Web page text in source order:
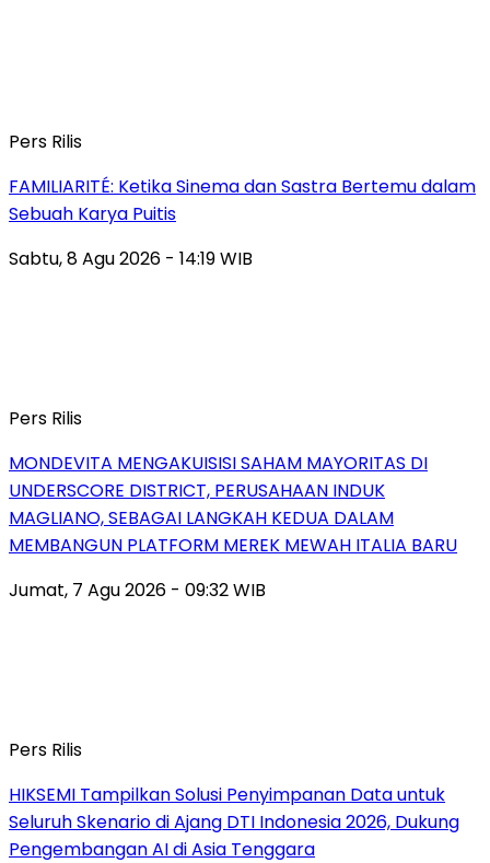
Pers Rilis
FAMILIARITÉ: Ketika Sinema dan Sastra Bertemu dalam
Sebuah Karya Puitis
Sabtu, 8 Agu 2026 - 14:19 WIB
Pers Rilis
MONDEVITA MENGAKUISISI SAHAM MAYORITAS DI
UNDERSCORE DISTRICT, PERUSAHAAN INDUK
MAGLIANO, SEBAGAI LANGKAH KEDUA DALAM
MEMBANGUN PLATFORM MEREK MEWAH ITALIA BARU
Jumat, 7 Agu 2026 - 09:32 WIB
Pers Rilis
HIKSEMI Tampilkan Solusi Penyimpanan Data untuk
Seluruh Skenario di Ajang DTI Indonesia 2026, Dukung
Pengembangan AI di Asia Tenggara